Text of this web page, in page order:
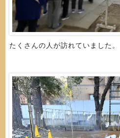
たくさんの人が訪れていました。